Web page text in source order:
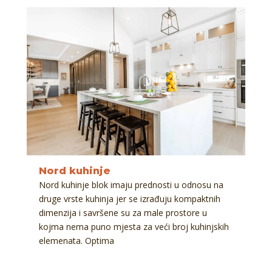
Nord kuhinje
Nord kuhinje blok imaju prednosti u odnosu na
druge vrste kuhinja jer se izrađuju kompaktnih
dimenzija i savršene su za male prostore u
kojma nema puno mjesta za veći broj kuhinjskih
elemenata. Optima